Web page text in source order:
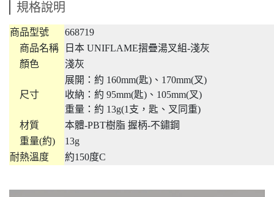
規格說明
商品型號
668719
商品名稱
日本 UNIFLAME摺疊湯叉組-淺灰
顏色
淺灰
尺寸
展開：約 160mm(匙)、170mm(叉)
收納：約 95mm(匙)、105mm(叉)
重量：約 13g(1支，匙、叉同重)
材質
本體-PBT樹脂 握柄-不鏽鋼
重量(約)
13g
耐熱溫度
約150度C